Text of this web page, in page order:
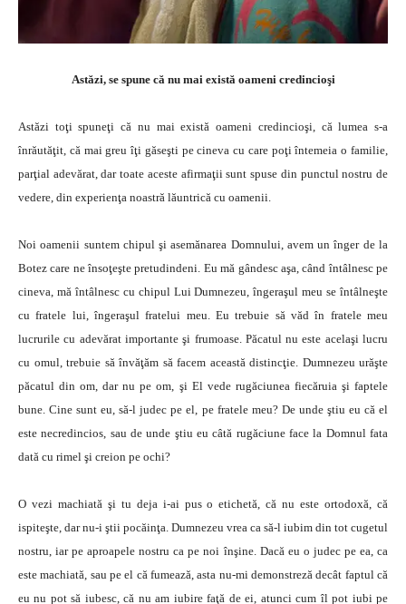
Astăzi, se spune că nu mai există oameni credincioşi
Astăzi toţi spuneţi că nu mai există oameni credincioşi, că lumea s-a
înrăutăţit, că mai greu îţi găseşti pe cineva cu care poţi întemeia o familie,
parţial adevărat, dar toate aceste afirmaţii sunt spuse din punctul nostru de
vedere, din experienţa noastră lăuntrică cu oamenii.
Noi oamenii suntem chipul şi asemănarea Domnului, avem un înger de la
Botez care ne însoţeşte pretudindeni. Eu mă gândesc aşa, când întâlnesc pe
cineva, mă întâlnesc cu chipul Lui Dumnezeu, îngeraşul meu se întâlneşte
cu fratele lui, îngeraşul fratelui meu. Eu trebuie să văd în fratele meu
lucrurile cu adevărat importante şi frumoase. Păcatul nu este acelaşi lucru
cu omul, trebuie să învăţăm să facem această distincţie. Dumnezeu urăşte
păcatul din om, dar nu pe om, şi El vede rugăciunea fiecăruia şi faptele
bune. Cine sunt eu, să-l judec pe el, pe fratele meu? De unde ştiu eu că el
este necredincios, sau de unde ştiu eu câtă rugăciune face la Domnul fata
dată cu rimel şi creion pe ochi?
O vezi machiată şi tu deja i-ai pus o etichetă, că nu este ortodoxă, că
ispiteşte, dar nu-i ştii pocăinţa. Dumnezeu vrea ca să-l iubim din tot cugetul
nostru, iar pe aproapele nostru ca pe noi înşine. Dacă eu o judec pe ea, ca
este machiată, sau pe el că fumează, asta nu-mi demonstreză decât faptul că
eu nu pot să iubesc, că nu am iubire faţă de ei, atunci cum îl pot iubi pe